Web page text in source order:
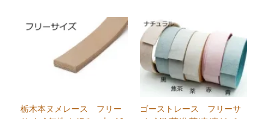
栃木本ヌメレース フリー
ゴーストレース フリーサ